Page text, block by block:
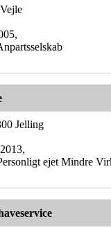
Jelling
ejet Mindre